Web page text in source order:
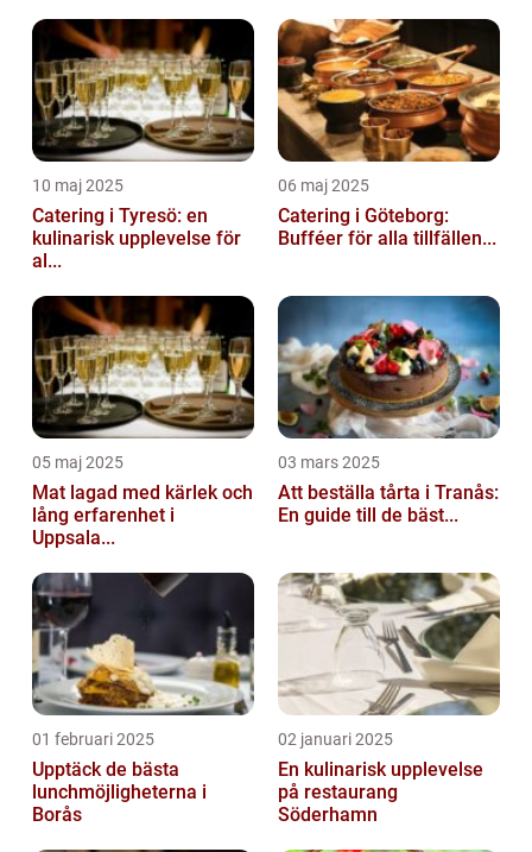
10 maj 2025
Catering i Tyresö: en
kulinarisk upplevelse för
al...
06 maj 2025
Catering i Göteborg:
Bufféer för alla tillfällen...
05 maj 2025
Mat lagad med kärlek och
lång erfarenhet i
Uppsala...
03 mars 2025
Att beställa tårta i Tranås:
En guide till de bäst...
01 februari 2025
Upptäck de bästa
lunchmöjligheterna i
Borås
02 januari 2025
En kulinarisk upplevelse
på restaurang
Söderhamn